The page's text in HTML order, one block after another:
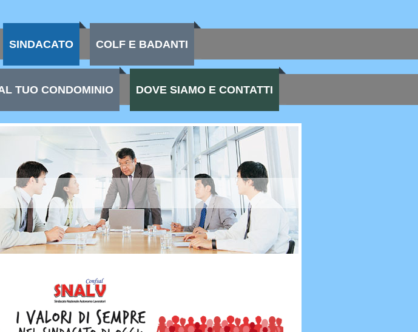
SINDACATO COLF E BADANTI
TUO CONDOMINIO DOVE SIAMO E CONTATTI